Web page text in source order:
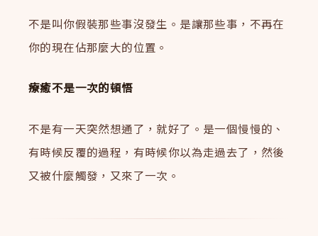
不是叫你假裝那些事沒發生。是讓那些事，不再在
你的現在佔那麼大的位置。
療癒不是一次的頓悟
不是有一天突然想通了，就好了。是一個慢慢的、
有時候反覆的過程，有時候你以為走過去了，然後
又被什麼觸發，又來了一次。